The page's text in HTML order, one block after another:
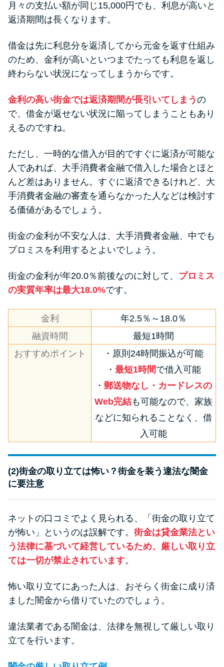
月々の支払い額が同じ15,000円でも、利息が高いと
返済期間は長くなります。
借金は先に利息分を返済してから元金を返す仕組み
のため、金利が高いといつまでたっても利息を返し
終わらない状況になってしまうからです。
金利の高い街金では返済期間が長引いてしまう の
で、借金が返せない状況に陥ってしまうこともあり
えるのですね。
ただし、一時的な借入が目的ですぐに返済が可能な
人であれば、大手消費者金融で借入した場合とほと
んど差はありません。すぐに返済できるけれど、大
手消費者金融の審査を通らなかった人などは検討す
る価値があるでしょう。
街金の金利が不安な人は、大手消費者金融、中でも
プロミスを利用するとよいでしょう。
街金の金利が年20.0％前後なのに対して、 プロミス
の実質年率は最大18.0%です。
金利
年2.5％～18.0％
融資時間
最短1時間
おすすめポイント
・原則24時間振込が可能
・ 最短1時間で借入可能
・ 郵送物なし・カードレスの
Web完結も可能なので、家族
などに知られることなく、借
入可能
(2)街金の取り立ては怖い？街金を装う違法な闇金
に要注意
ネットの口コミでよく見られる、「街金の取り立て
が怖い」というのは誤解です。 街金は貸金業法とい
う法律に基づいて経営しているため、厳しい取り立
ては一切が禁止されています。
怖い取り立てにあった人は、おそらく街金に成り済
ました闇金から借りていたのでしょう。
違法業者である闇金は、法律を無視して厳しい取り
立てを行います。